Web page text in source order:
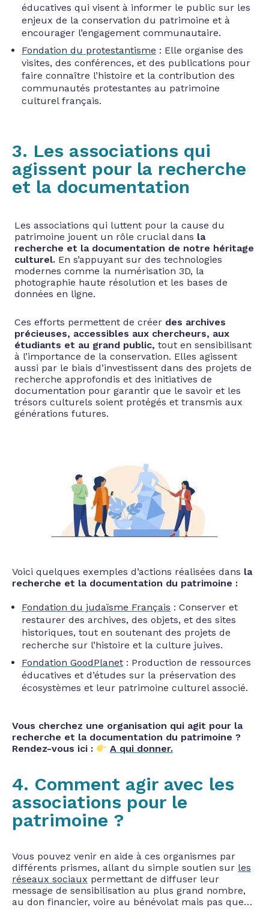
éducatives qui visent à informer le public sur les
enjeux de la conservation du patrimoine et à
encourager l’engagement communautaire.
Fondation du protestantisme : Elle organise des
visites, des conférences, et des publications pour
faire connaître l’histoire et la contribution des
communautés protestantes au patrimoine
culturel français.
3. Les associations qui
agissent pour la recherche
et la documentation
Les associations qui luttent pour la cause du
patrimoine jouent un rôle crucial dans la
recherche et la documentation de notre héritage
culturel. En s’appuyant sur des technologies
modernes comme la numérisation 3D, la
photographie haute résolution et les bases de
données en ligne.
Ces efforts permettent de créer des archives
précieuses, accessibles aux chercheurs, aux
étudiants et au grand public, tout en sensibilisant
à l’importance de la conservation. Elles agissent
aussi par le biais d’investissent dans des projets de
recherche approfondis et des initiatives de
documentation pour garantir que le savoir et les
trésors culturels soient protégés et transmis aux
générations futures.
Voici quelques exemples d’actions réalisées dans la
recherche et la documentation du patrimoine :
Fondation du judaïsme Français : Conserver et
restaurer des archives, des objets, et des sites
historiques, tout en soutenant des projets de
recherche sur l’histoire et la culture juives.
Fondation GoodPlanet : Production de ressources
éducatives et d’études sur la préservation des
écosystèmes et leur patrimoine culturel associé.
Vous cherchez une organisation qui agit pour la
recherche et la documentation du patrimoine ?
Rendez-vous ici :
A qui donner.
4. Comment agir avec les
associations pour le
patrimoine ?
Vous pouvez venir en aide à ces organismes par
différents prismes, allant du simple soutien sur les
réseaux sociaux permettant de diffuser leur
message de sensibilisation au plus grand nombre,
au don financier, voire au bénévolat mais pas que…